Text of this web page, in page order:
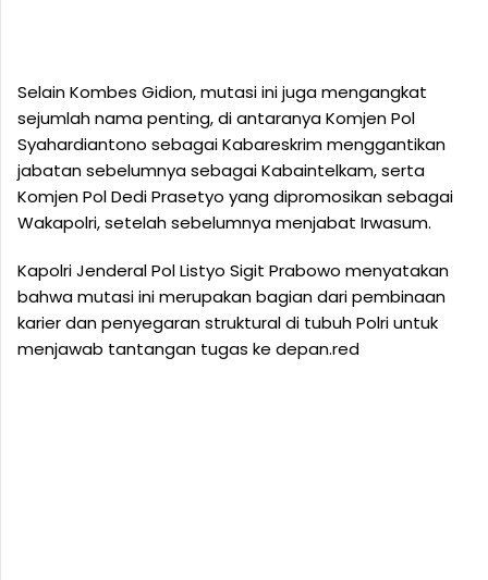
Selain Kombes Gidion, mutasi ini juga mengangkat
sejumlah nama penting, di antaranya Komjen Pol
Syahardiantono sebagai Kabareskrim menggantikan
jabatan sebelumnya sebagai Kabaintelkam, serta
Komjen Pol Dedi Prasetyo yang dipromosikan sebagai
Wakapolri, setelah sebelumnya menjabat Irwasum.
Kapolri Jenderal Pol Listyo Sigit Prabowo menyatakan
bahwa mutasi ini merupakan bagian dari pembinaan
karier dan penyegaran struktural di tubuh Polri untuk
menjawab tantangan tugas ke depan.red